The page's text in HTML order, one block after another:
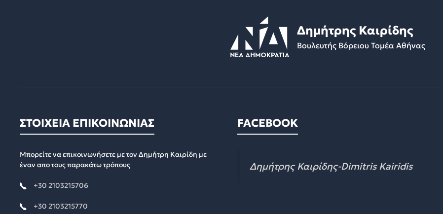
Δημήτρης Καιρίδης
Βουλευτής Βόρειου Τομέα Αθήνας
ΣΤΟΙΧΕΙΑ ΕΠΙΚΟΙΝΩΝΙΑΣ
Μπορείτε να επικοινωνήσετε με τον Δημήτρη Καιρίδη με
έναν απο τους παρακάτω τρόπους
+30 2103215706
+30 2103215770
FACEBOOK
Δημήτρης Καιρίδης-Dimitris Kairidis